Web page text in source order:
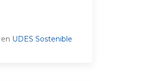
UDES Sostenible